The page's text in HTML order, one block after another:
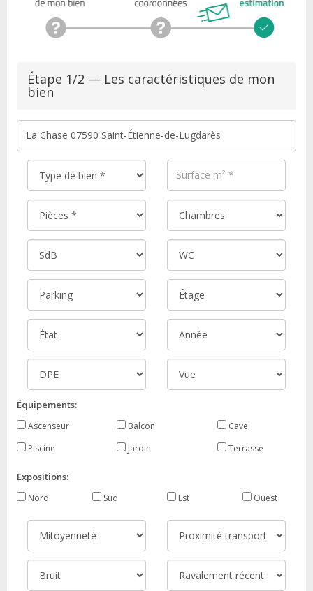
Étape 1/2 — Les caractéristiques de mon
bien
Équipements:
Ascenseur Balcon
Cave
Piscine
Jardin Terrasse
Expositions:
Nord Sud Est Ouest